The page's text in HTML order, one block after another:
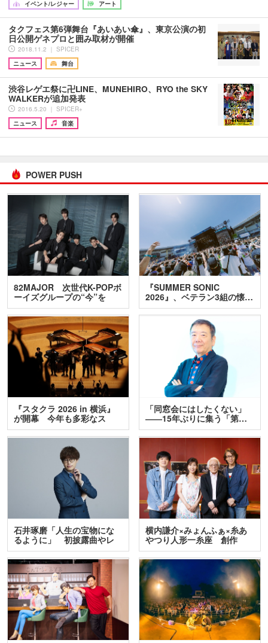
イベント/レジャー
アート
タクフェス第6弾舞台『あいあい傘』、東京公演の初
日公開ゲネプロと囲み取材が開催
2018.11.2 ｜ SPICER
ニュース
舞台
渋谷レゲエ祭に卍LINE、MUNEHIRO、RYO the SKY
WALKERが追加発表
2016.5.20 ｜ SPICER+
ニュース
音楽
POWER PUSH
82MAJOR 次世代K-POPボ
ーイズグループの“今”を
訊…
『SUMMER SONIC
2026』、ベテラン3組の懐…
『スタクラ 2026 in 横浜』
が開幕 今年も多彩なス
テ…
「同窓会にはしたくない」
――15年ぶりに集う「第…
石井琢磨「人生の宝物にな
るように」 初披露曲やレ
ア…
横内謙介×みょんふぁ×糸あ
やつり人形一糸座 創作
人…